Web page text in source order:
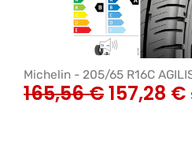
Michelin - 205/65 R16C
165,56€157,28 €